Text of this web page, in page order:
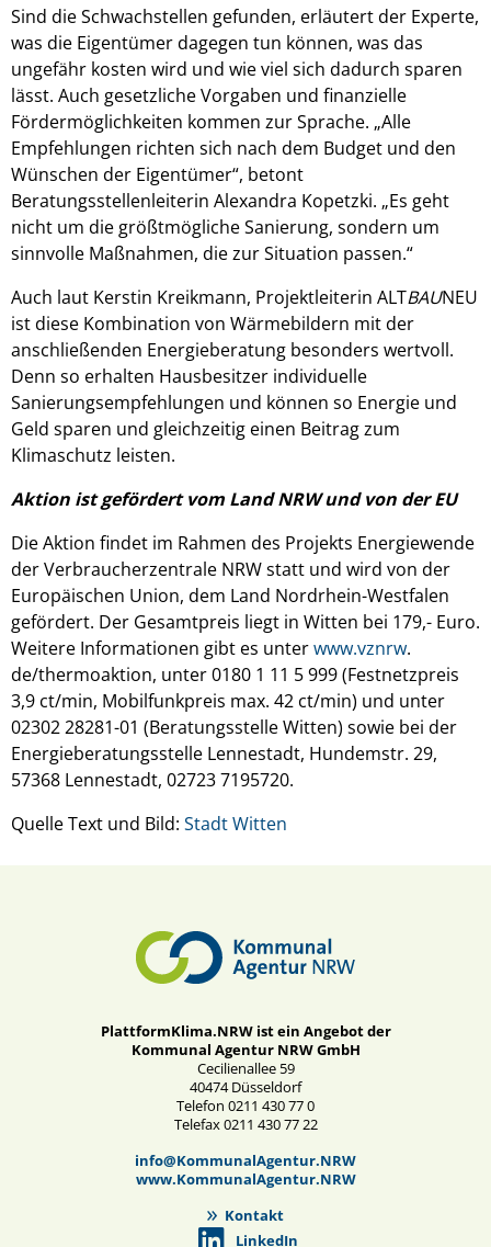
Sind die Schwachstellen gefunden, erläutert der Experte,
was die Eigentümer dagegen tun können, was das
ungefähr kosten wird und wie viel sich dadurch sparen
lässt. Auch gesetzliche Vorgaben und finanzielle
Fördermöglichkeiten kommen zur Sprache. „Alle
Empfehlungen richten sich nach dem Budget und den
Wünschen der Eigentümer“, betont
Beratungsstellenleiterin Alexandra Kopetzki. „Es geht
nicht um die größtmögliche Sanierung, sondern um
sinnvolle Maßnahmen, die zur Situation passen.“
Auch laut Kerstin Kreikmann, Projektleiterin ALTBAUNEU
ist diese Kombination von Wärmebildern mit der
anschließenden Energieberatung besonders wertvoll.
Denn so erhalten Hausbesitzer individuelle
Sanierungsempfehlungen und können so Energie und
Geld sparen und gleichzeitig einen Beitrag zum
Klimaschutz leisten.
Aktion ist gefördert vom Land NRW und von der EU
Die Aktion findet im Rahmen des Projekts Energiewende
der Verbraucherzentrale NRW statt und wird von der
Europäischen Union, dem Land Nordrhein-Westfalen
gefördert. Der Gesamtpreis liegt in Witten bei 179,- Euro.
Weitere Informationen gibt es unterwww.vznrw.
de/thermoaktion, unter 0180 1 11 5 999 (Festnetzpreis
3,9 ct/min, Mobilfunkpreis max. 42 ct/min) und unter
02302 28281-01 (Beratungsstelle Witten) sowie bei der
Energieberatungsstelle Lennestadt, Hundemstr. 29,
57368 Lennestadt, 02723 7195720.
Quelle Text und Bild: Stadt Witten
PlattformKlima.NRW ist ein Angebot der
Kommunal Agentur NRW GmbH
Cecilienallee 59
40474 Düsseldorf
Telefon 0211 430 77 0
Telefax 0211 430 77 22
info@KommunalAgentur.NRW
www.KommunalAgentur.NRW
Kontakt
LinkedIn